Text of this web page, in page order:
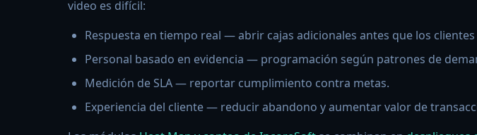
video es difícil:
Respuesta en tiempo real — abrir cajas adicionales antes que los clientes
Personal basado en evidencia — programación según patrones de
Medición de SLA — reportar cumplimiento contra metas.
Experiencia del cliente — reducir abandono y aumentar valor de